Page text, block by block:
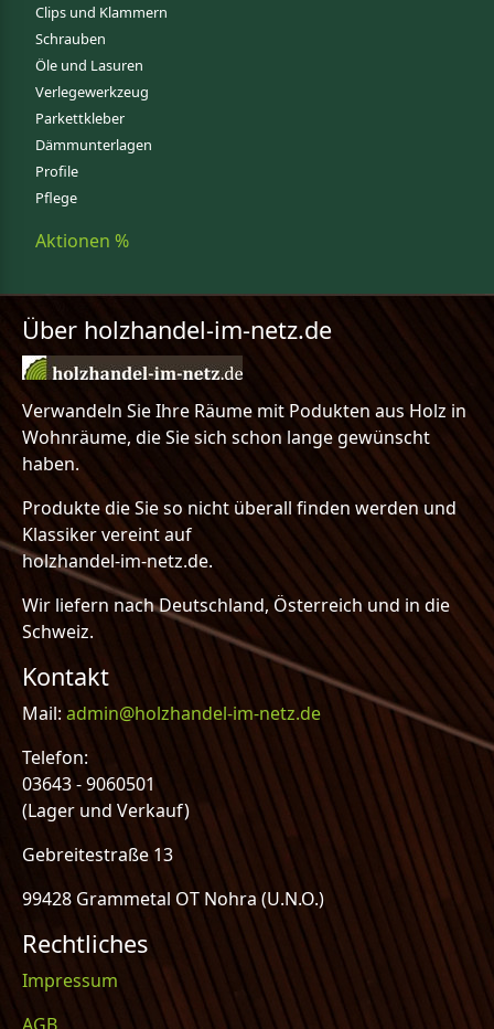
Clips und Klammern
Schrauben
Öle und Lasuren
Verlegewerkzeug
Parkettkleber
Dämmunterlagen
Profile
Pflege
Aktionen %
Über holzhandel-im-netz.de
Verwandeln Sie Ihre Räume mit Podukten aus Holz in
Wohnräume, die Sie sich schon lange gewünscht
haben.
Produkte die Sie so nicht überall finden werden und
Klassiker vereint auf
holzhandel-im-netz.de.
Wir liefern nach Deutschland, Österreich und in die
Schweiz.
Kontakt
Mail: admin@holzhandel-im-netz.de
Telefon:
03643 - 9060501
(Lager und Verkauf)
Gebreitestraße 13
99428 Grammetal OT Nohra (U.N.O.)
Rechtliches
Impressum